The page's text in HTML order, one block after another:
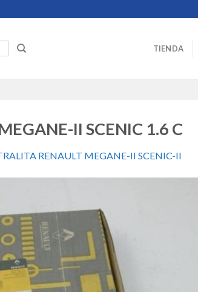
TIENDA
II SCENIC 1.6 C
RENAULT MEGANE-II SCENIC-II